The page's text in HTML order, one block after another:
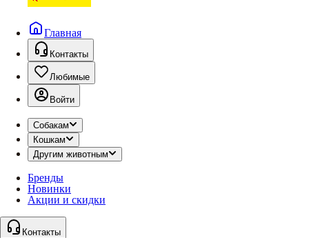
Главная
Контакты
Любимые
Войти
Собакам
Кошкам
Другим животным
Бренды
Новинки
Акции и скидки
Контакты